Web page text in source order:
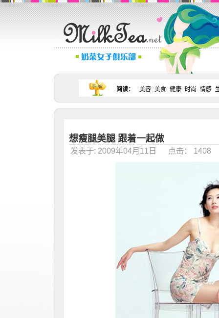
阅读： 美容 美食 健康 时尚 情感
想瘦腿美腿 跟着一起做
发表于: 2009年04月11日 点击： 1408